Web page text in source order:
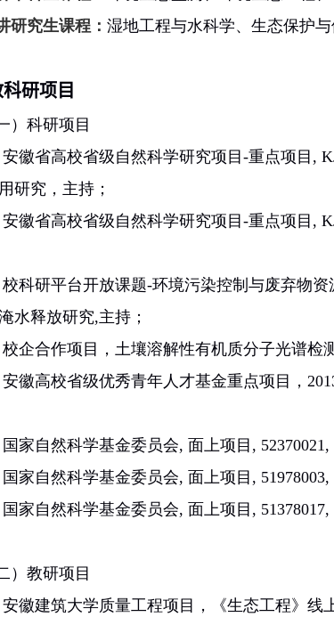
研究生课程： 湿地工程与水科学、生态保护
研项目
）科研项目
安徽省高校省级自然科学研究项目-重点项目,
研究，主持 ；
安徽省高校省级自然科学研究项目-重点项目,
校科研平台开放课题-环境污染控制与废弃物
水释放研究,主持 ；
校企合作项目，土壤溶解性有机质分子光谱检
安徽高校省级优秀青年人才基金重点项目，
国家自然科学基金委员会, 面上项目, 52370021,
国家自然科学基金委员会, 面上项目, 51978003,
国家自然科学基金委员会, 面上项目 , 51378017,
）教研项目
安徽建筑大学质量工程项目，《生态工程》线